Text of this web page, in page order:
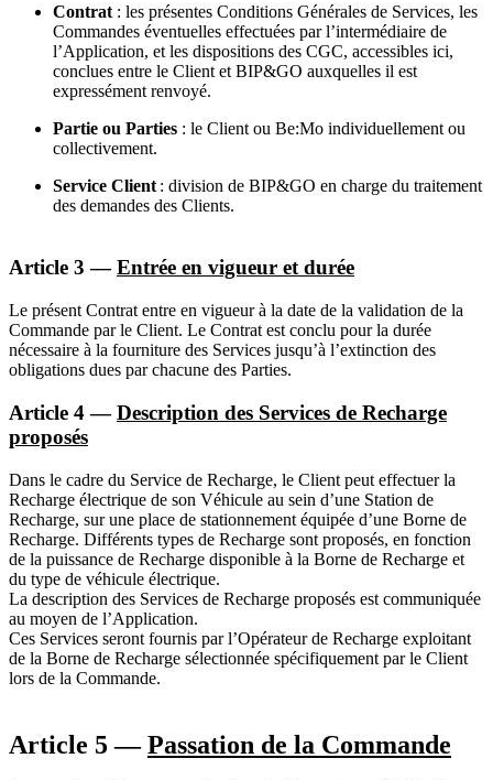
Contrat : les présentes Conditions Générales de Services, les
Commandes éventuelles effectuées par l’intermédiaire de
l’Application, et les dispositions des CGC, accessibles ici,
conclues entre le Client et BIP&GO auxquelles il est
expressément renvoyé.
Partie ou Parties : le Client ou Be:Mo individuellement ou
collectivement.
Service Client : division de BIP&GO en charge du traitement
des demandes des Clients.
Article 3 —Entrée en vigueur et durée
Le présent Contrat entre en vigueur à la date de la validation de la
Commande par le Client. Le Contrat est conclu pour la durée
nécessaire à la fourniture des Services jusqu’à l’extinction des
obligations dues par chacune des Parties.
Article 4 —Description des Services de Recharge
proposés
Dans le cadre du Service de Recharge, le Client peut effectuer la
Recharge électrique de son Véhicule au sein d’une Station de
Recharge, sur une place de stationnement équipée d’une Borne de
Recharge. Différents types de Recharge sont proposés, en fonction
de la puissance de Recharge disponible à la Borne de Recharge et
du type de véhicule électrique.
La description des Services de Recharge proposés est communiquée
au moyen de l’Application.
Ces Services seront fournis par l’Opérateur de Recharge exploitant
de la Borne de Recharge sélectionnée spécifiquement par le Client
lors de la Commande.
Article 5 —Passation de la Commande